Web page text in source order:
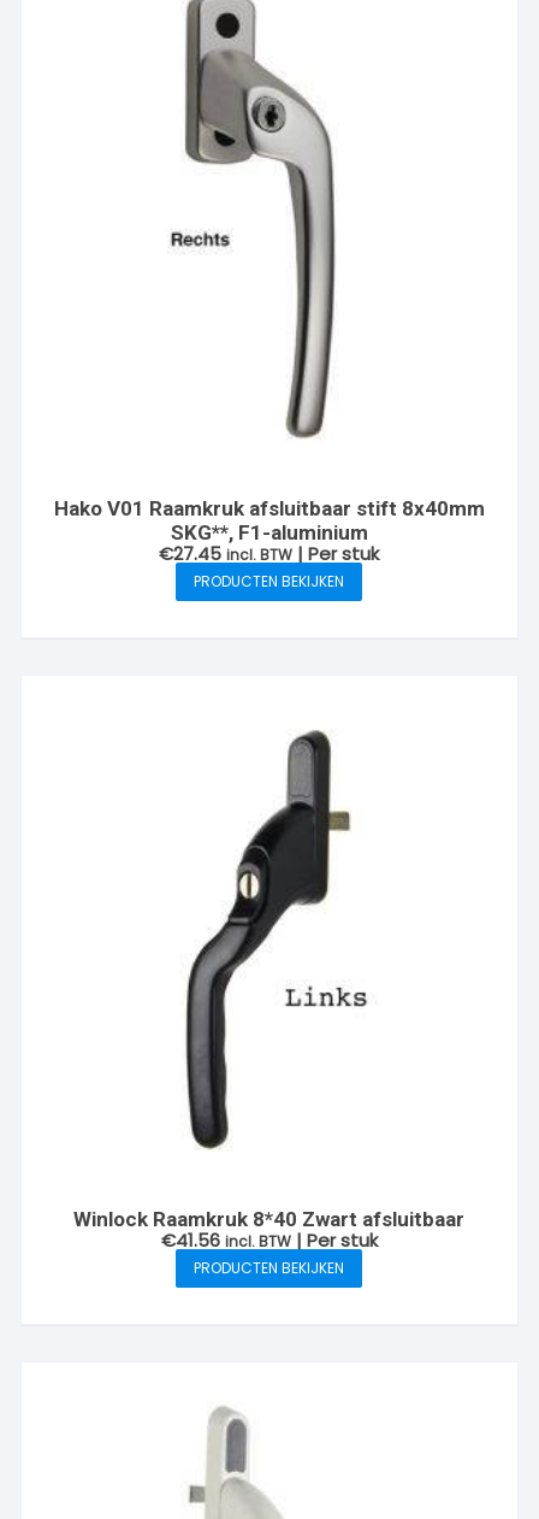
Hako V01 Raamkruk afsluitbaar stift 8x40mm
SKG**, F1-aluminium
€27.45 incl. BTW | Per stuk
PRODUCTEN BEKIJKEN
Winlock Raamkruk 8*40 Zwart afsluitbaar
€41.56 incl. BTW | Per stuk
PRODUCTEN BEKIJKEN